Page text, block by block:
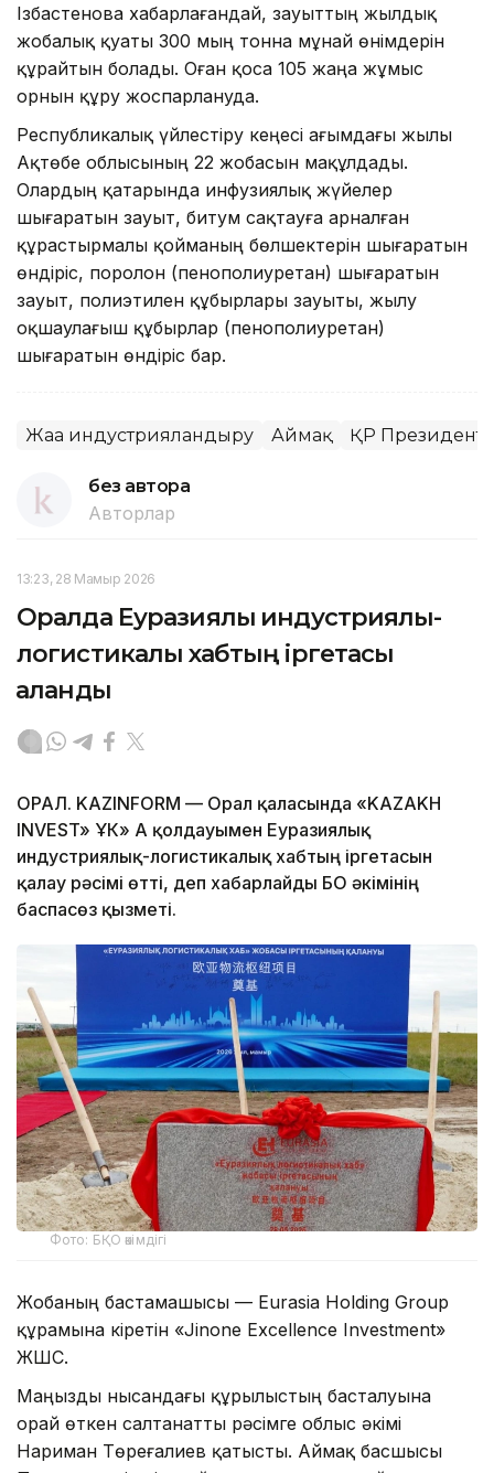
Ізбастенова хабарлағандай, зауыттың жылдық
жобалық қуаты 300 мың тонна мұнай өнімдерін
құрайтын болады. Оған қоса 105 жаңа жұмыс
орнын құру жоспарлануда.
Республикалық үйлестіру кеңесі ағымдағы жылы
Ақтөбе облысының 22 жобасын мақұлдады.
Олардың қатарында инфузиялық жүйелер
шығаратын зауыт, битум сақтауға арналған
құрастырмалы қойманың бөлшектерін шығаратын
өндіріс, поролон (пенополиуретан) шығаратын
зауыт, полиэтилен құбырлары зауыты, жылу
оқшаулағыш құбырлар (пенополиуретан)
шығаратын өндіріс бар.
Жаңа индустрияландыру Аймақ ҚР
без автора
Авторлар
13:23, 28 Мамыр 2026
Оралда Еуразиялық индустриялық-
логистикалық хабтың іргетасы
қаланды
ОРАЛ. KAZINFORM — Орал қаласында «KAZAKH
INVEST» ҰК» АҚ қолдауымен Еуразиялық
индустриялық-логистикалық хабтың іргетасын
қалау рәсімі өтті, деп хабарлайды БҚО әкімінің
баспасөз қызметі.
Фото: БҚО әкімдігі
Жобаның бастамашысы — Eurasia Holding Group
құрамына кіретін «Jinone Excellence Investment»
ЖШС.
Маңызды нысандағы құрылыстың басталуына
орай өткен салтанатты рәсімге облыс әкімі
Нариман Төреғалиев қатысты. Аймақ басшысы